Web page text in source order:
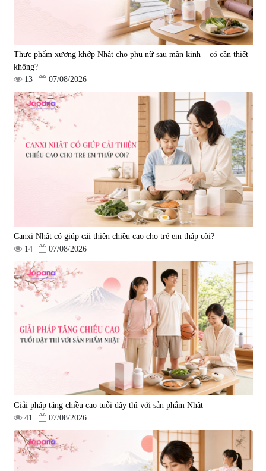
Viên uống hỗ trợ tăng cường
sinh lý nam Testosterone Welson
For Men 60 viên
739.350 đ 795.000 đ
Viên uống đông trùng hạ thảo hỗ
trợ tăng cường sinh lực
Tohchukasou Premium Yo
Group 180 viên - Date 08/2027
|33.654
2.500.000 đ
Combo 2 Viên uống tăng cường
sinh lực nam giới Smart Power
120 viên
32.649
3.160.000 đ
Thực phẩm xương khớp Nhật cho phụ nữ sau mãn kinh – có cần thiết
không?
13
07/08/2026
Canxi Nhật có giúp cải thiện chiều cao cho trẻ em thấp còi?
14
07/08/2026
Giải pháp tăng chiều cao tuổi dậy thì với sản phẩm Nhật
41
07/08/2026